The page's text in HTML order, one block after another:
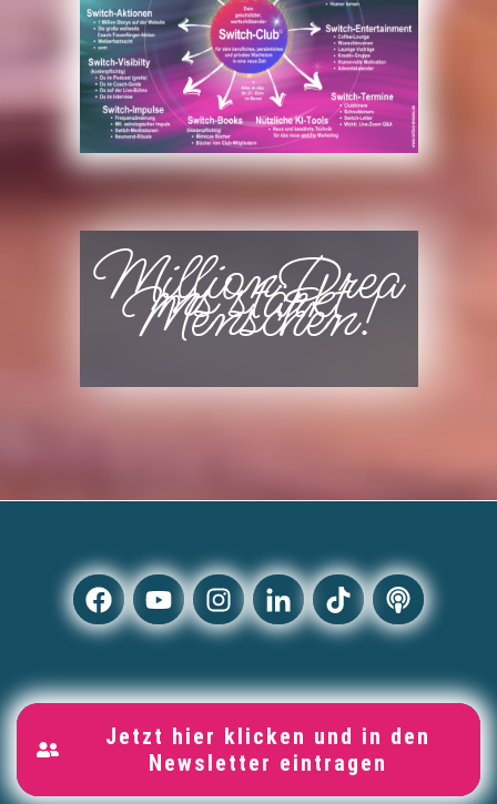
MillionDrea
ms stärkt
Menschen!
Jetzt hier klicken und in den
Newsletter eintragen